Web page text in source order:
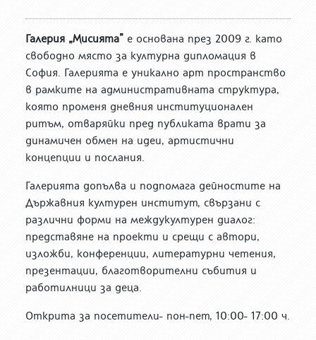
Галерия „Мисията” е основана през 2009 г. като
свободно място за културна дипломация в
София. Галерията е уникално арт пространство
в рамките на административната структура,
която променя дневния институционален
ритъм, отваряйки пред публиката врати за
динамичен обмен на идеи, артистични
концепции и послания.
Галерията допълва и подпомага дейностите на
Държавния културен институт, свързани с
различни форми на междукултурен диалог:
представяне на проекти и срещи с автори,
изложби, конференции, литературни четения,
презентации, благотворителни събития и
работилници за деца.
Открита за посетители- пон-пет, 10:00- 17:00 ч.